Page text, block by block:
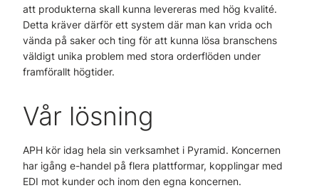
att produkterna skall kunna levereras med hög kvalité.
Detta kräver därför ett system där man kan vrida och
vända på saker och ting för att kunna lösa branschens
väldigt unika problem med stora orderflöden under
framförallt högtider.
Vår lösning
APH kör idag hela sin verksamhet i Pyramid. Koncernen
har igång e-handel på flera plattformar, kopplingar med
EDI mot kunder och inom den egna koncernen.